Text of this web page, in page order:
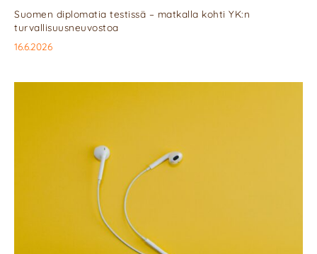
Suomen diplomatia testissä – matkalla kohti YK:n
turvallisuusneuvostoa
16.6.2026